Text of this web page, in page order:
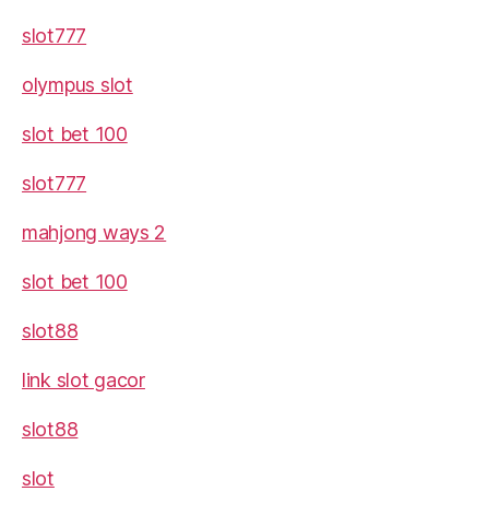
slot777
olympus slot
slot bet 100
slot777
mahjong ways 2
slot bet 100
slot88
link slot gacor
slot88
slot